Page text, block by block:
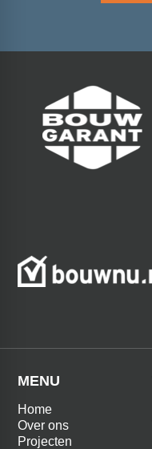
MENU
Home
Over ons
Projecten